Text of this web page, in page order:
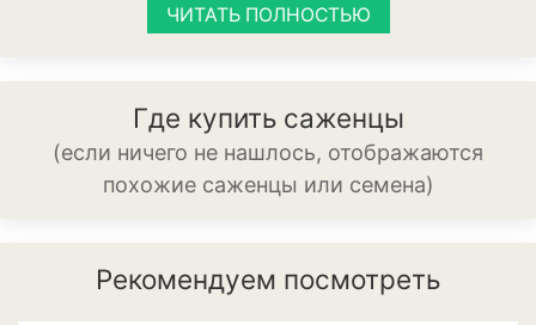
Брюссельская капуста
Кабачки
Капуста кольраби
ЧИТАТЬ ПОЛНОСТЬЮ
Где купить саженцы
(если ничего не нашлось, отображаются
похожие саженцы или семена)
Рекомендуем посмотреть